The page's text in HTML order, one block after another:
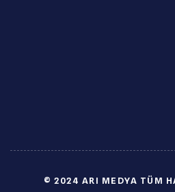
© 2024 ARI MEDYA TÜM